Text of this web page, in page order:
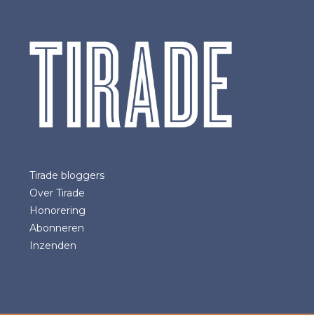
Tirade bloggers
Over Tirade
Honorering
Abonneren
Inzenden